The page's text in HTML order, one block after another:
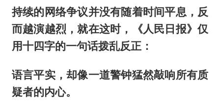
持续的网络争议并没有随着时间平息，反
而越演越烈，就在这时，《人民日报》仅
用十四字的一句话拨乱反正：
语言平实，却像一道警钟猛然敲响所有质
疑者的内心。